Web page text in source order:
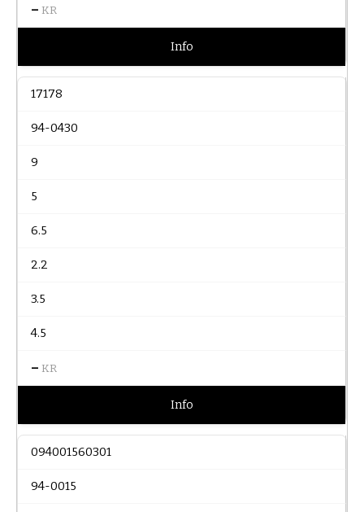
– KR
Info
17178
94-0430
9
5
6.5
2.2
3.5
4.5
– KR
Info
094001560301
94-0015